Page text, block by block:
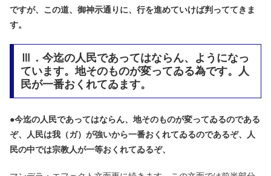
ですが、この道、御神示通りに、行を進めていけば判っててきま
す。
Ⅲ．今迄の人民であってはならん、ようになっ
ています。地そのものが変ってゐる為です。人
民が一番おくれてゐます。
●今迄の人民であってはならん、地そのものが変ってゐるのである
ぞ、人民は我（ガ）が強いから一番おくれてゐるのであるぞ、人
民の中では宗教人が一等おくれてゐるぞ、